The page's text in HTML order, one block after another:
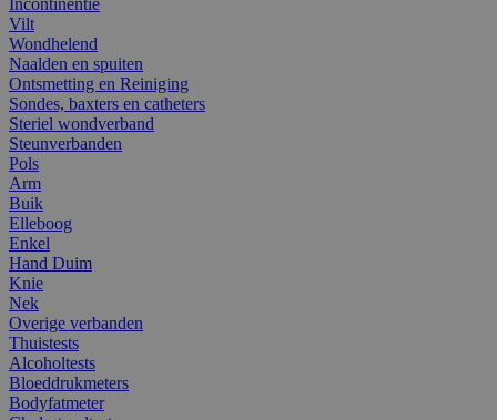
Vilt
Wondhelend
Naalden en spuiten
Ontsmetting en Reiniging
Sondes, baxters en catheters
Steriel wondverband
Steunverbanden
Pols
Arm
Buik
Elleboog
Enkel
Hand Duim
Knie
Nek
Overige verbanden
Thuistests
Alcoholtests
Bloeddrukmeters
Bodyfatmeter